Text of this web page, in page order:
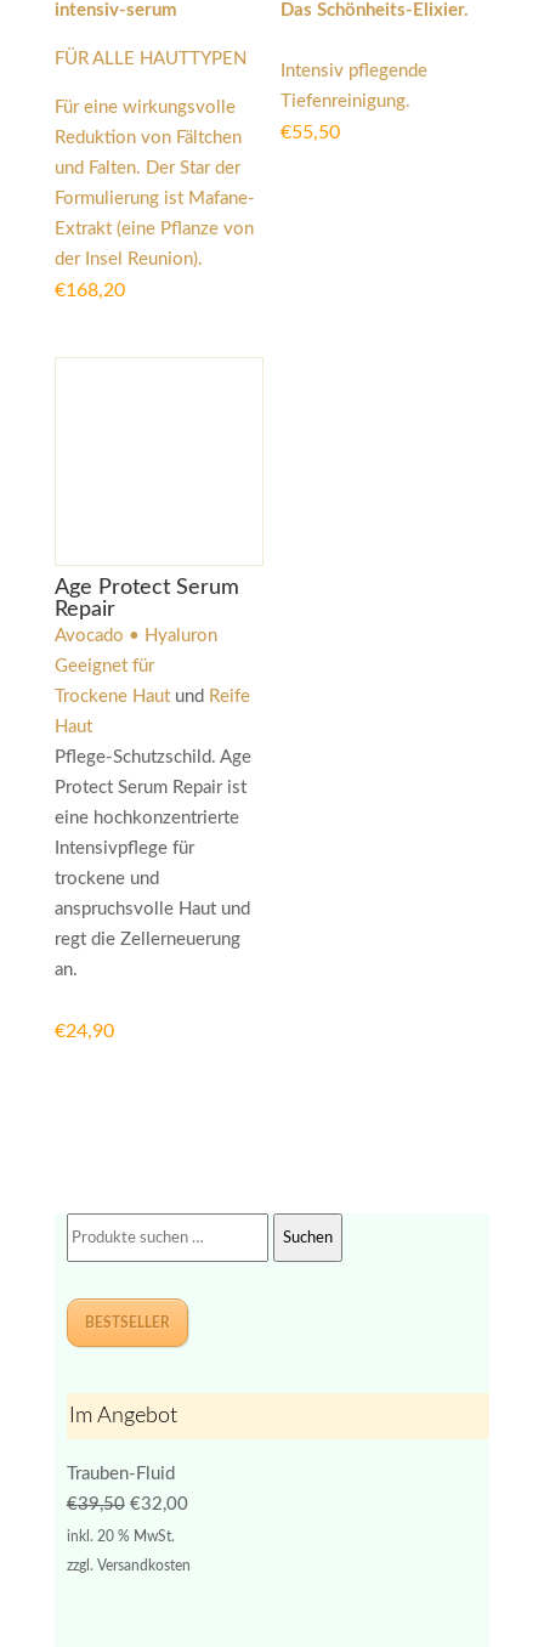
intensiv-serum
FÜR ALLE HAUTTYPEN
Für eine wirkungsvolle
Reduktion von Fältchen
und Falten. Der Star der
Formulierung ist Mafane-
Extrakt (eine Pflanze von
der Insel Reunion).
€168,20
Das Schönheits-Elixier.
Intensiv pflegende
Tiefenreinigung.
€55,50
Age Protect Serum
Repair
Avocado • Hyaluron
Geeignet für
Trockene Hautund Reife
Haut
Pflege-Schutzschild. Age
Protect Serum Repair ist
eine hochkonzentrierte
Intensivpflege für
trockene und
anspruchsvolle Haut und
regt die Zellerneuerung
an.
€24,90
Suchen
nach:
Suchen
BESTSELLER
Im Angebot
Trauben-Fluid
€39,50 Ursprünglicher
Preis
war:
€32,00Aktueller
ist:
inkl. 20 % MwSt.
zzgl. Versandkosten